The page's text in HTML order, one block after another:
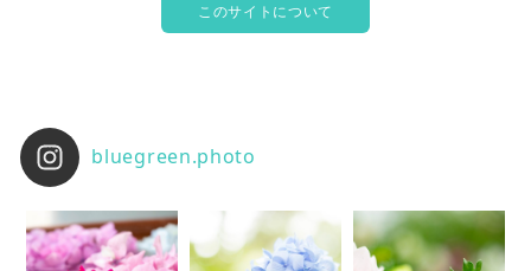
このサイトについて
bluegreen.photo